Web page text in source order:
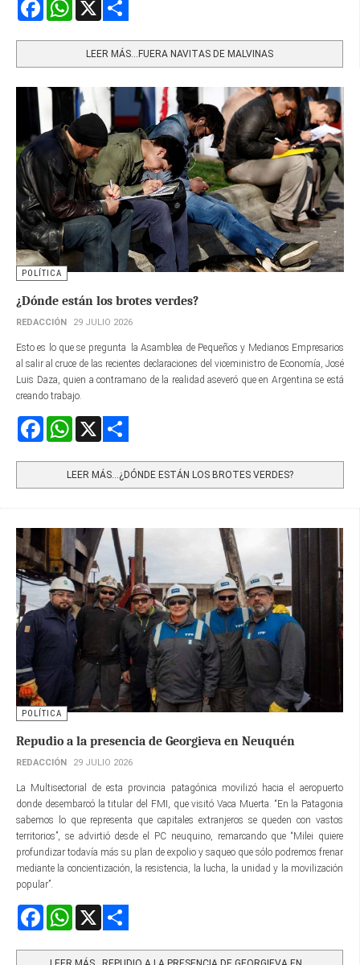
LEER MÁS…FUERA NAVITAS DE MALVINAS
POLÍTICA
¿Dónde están los brotes verdes?
REDACCIÓN 29 JULIO 2026
Esto es lo que se pregunta la Asamblea de Pequeños y Medianos Empresarios
al salir al cruce de las recientes declaraciones del viceministro de Economía, José
Luis Daza, quien a contramano de la realidad aseveró que en Argentina se está
creando trabajo.
FacebookWhatsApp
LEER MÁS…¿DÓNDE ESTÁN LOS BROTES VERDES?
POLÍTICA
Repudio a la presencia de Georgieva en Neuquén
REDACCIÓN 29 JULIO 2026
La Multisectorial de esta provincia patagónica movilizó hacia el aeropuerto
donde desembarcó la titular del FMI, que visitó Vaca Muerta. “En la Patagonia
sabemos lo que representa que capitales extranjeros se queden con vastos
territorios”, se advirtió desde el PC neuquino, remarcando que “Milei quiere
profundizar todavía más su plan de expolio y saqueo que sólo podremos frenar
mediante la concientización, la resistencia, la lucha, la unidad y la movilización
popular”.
FacebookWhatsApp